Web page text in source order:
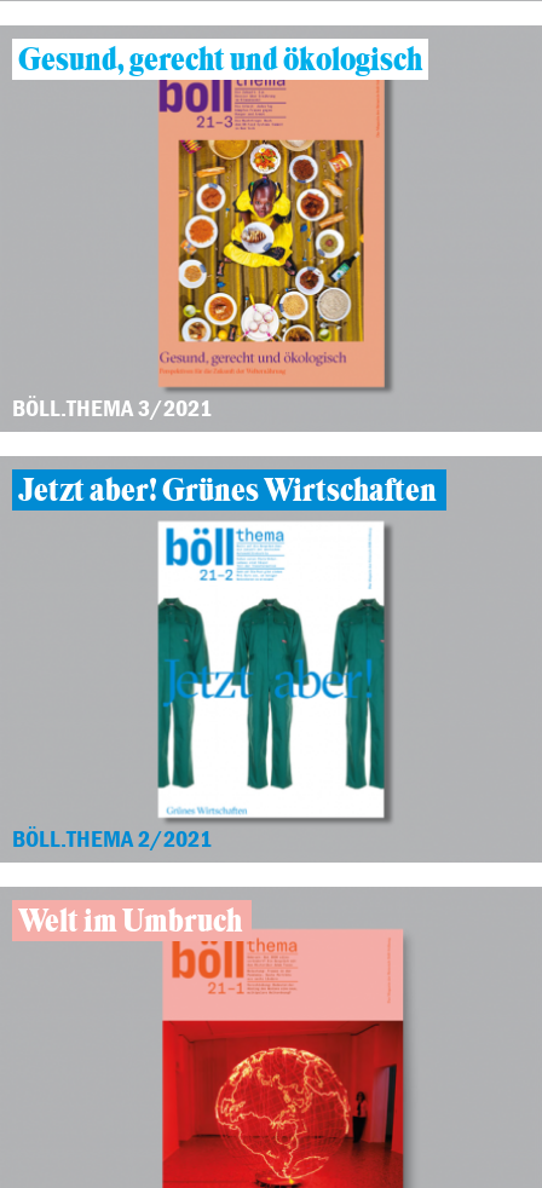
Gesund, gerecht und ökologisch
BÖLL.THEMA 3/2021
Jetzt aber! Grünes Wirtschaften
BÖLL.THEMA 2/2021
Welt im Umbruch